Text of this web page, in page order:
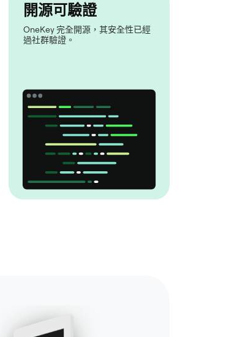
開源可驗證
OneKey 完全開源，其安全性已經
過社群驗證。